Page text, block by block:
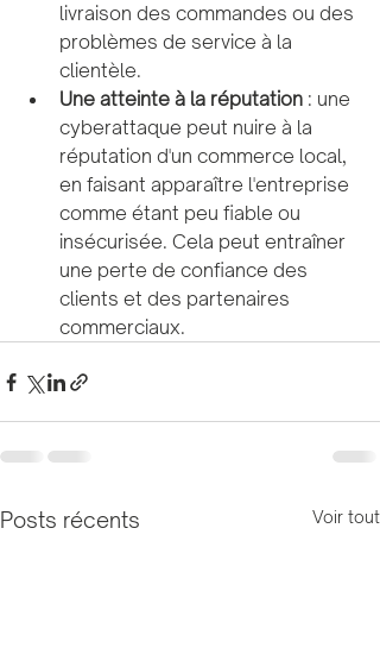
livraison des commandes ou des
problèmes de service à la
clientèle.
Une atteinte à la réputation : une
cyberattaque peut nuire à la
réputation d'un commerce local,
en faisant apparaître l'entreprise
comme étant peu fiable ou
insécurisée. Cela peut entraîner
une perte de confiance des
clients et des partenaires
commerciaux.
Posts récents Voir tout